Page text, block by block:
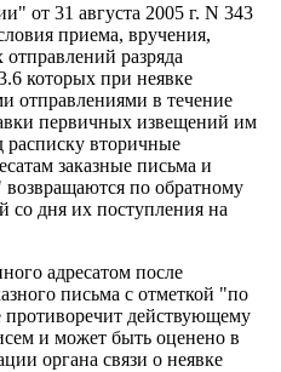
от 31 августа 2005 г. N 343
приема, вручения,
разряда
которых при неявке
отправлениями в течение
первичных извещений им
расписку вторичные
заказные письма и
возвращаются по обратному
со дня их поступления на
адресатом после
письма с отметкой "по
противоречит действующему
и может быть оценено в
органа связи о неявке